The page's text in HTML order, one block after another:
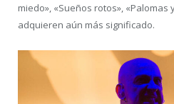
miedo», «Sueños rotos»,
adquieren aún más significado.